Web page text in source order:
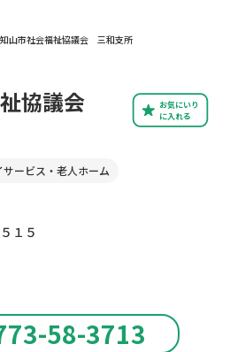
山市社会福祉協議会 三和支所
58-3713
お気にいり
に入れる
協議会
ービス・老人ホーム
１５